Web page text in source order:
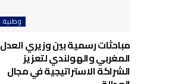
وطنية
مباحثات رسمية بين وزيري العدل
المغربي والهولندي لتعزيز
الشراكة الاستراتيجية في مجال